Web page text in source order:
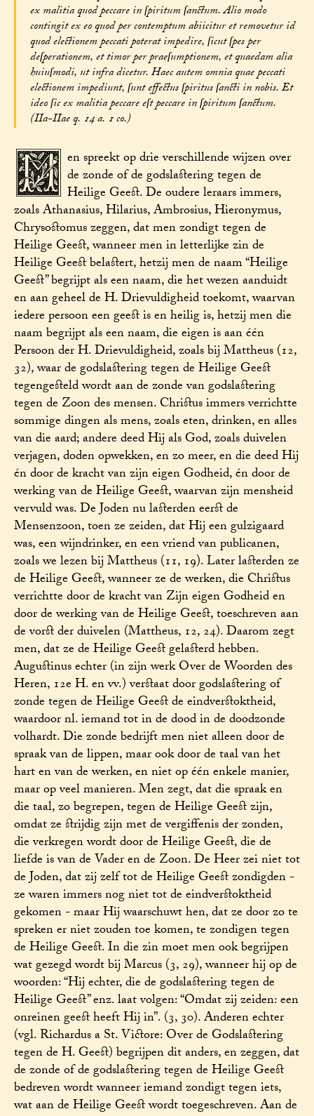
ex malitia quod peccare in ſpiritum ſanctum. Alio modo
contingit ex eo quod per contemptum abiicitur et removetur id
quod electionem peccati poterat impedire, ſicut ſpes per
deſperationem, et timor per praeſumptionem, et quaedam alia
huiuſmodi, ut infra dicetur. Haec autem omnia quae peccati
electionem impediunt, ſunt effectus ſpiritus ſancti in nobis. Et
ideo ſic ex malitia peccare eſt peccare in ſpiritum ſanctum.
(IIa-IIae q. 14 a. 1 co.)
M en spreekt op drie verschillende wijzen over
de zonde of de godslastering tegen de
Heilige Geest. De oudere leraars immers,
zoals Athanasius, Hilarius, Ambrosius, Hieronymus,
Chrysostomus zeggen, dat men zondigt tegen de
Heilige Geest, wanneer men in letterlijke zin de
Heilige Geest belastert, hetzij men de naam “Heilige
Geest” begrijpt als een naam, die het wezen aanduidt
en aan geheel de H. Drievuldigheid toekomt, waarvan
iedere persoon een geest is en heilig is, hetzij men die
naam begrijpt als een naam, die eigen is aan één
Persoon der H. Drievuldigheid, zoals bij Mattheus (12,
32), waar de godslastering tegen de Heilige Geest
tegengesteld wordt aan de zonde van godslastering
tegen de Zoon des mensen. Christus immers verrichtte
sommige dingen als mens, zoals eten, drinken, en alles
van die aard; andere deed Hij als God, zoals duivelen
verjagen, doden opwekken, en zo meer, en die deed Hij
én door de kracht van zijn eigen Godheid, én door de
werking van de Heilige Geest, waarvan zijn mensheid
vervuld was. De Joden nu lasterden eerst de
Mensenzoon, toen ze zeiden, dat Hij een gulzigaard
was, een wijndrinker, en een vriend van publicanen,
zoals we lezen bij Mattheus (11, 19). Later lasterden ze
de Heilige Geest, wanneer ze de werken, die Christus
verrichtte door de kracht van Zijn eigen Godheid en
door de werking van de Heilige Geest, toeschreven aan
de vorst der duivelen (Mattheus, 12, 24). Daarom zegt
men, dat ze de Heilige Geest gelasterd hebben.
Augustinus echter (in zijn werk Over de Woorden des
Heren, 12e H. en vv.) verstaat door godslastering of
zonde tegen de Heilige Geest de eindverstoktheid,
waardoor nl. iemand tot in de dood in de doodzonde
volhardt. Die zonde bedrijft men niet alleen door de
spraak van de lippen, maar ook door de taal van het
hart en van de werken, en niet op één enkele manier,
maar op veel manieren. Men zegt, dat die spraak en
die taal, zo begrepen, tegen de Heilige Geest zijn,
omdat ze strijdig zijn met de vergiffenis der zonden,
die verkregen wordt door de Heilige Geest, die de
liefde is van de Vader en de Zoon. De Heer zei niet tot
de Joden, dat zij zelf tot de Heilige Geest zondigden -
ze waren immers nog niet tot de eindverstoktheid
gekomen - maar Hij waarschuwt hen, dat ze door zo te
spreken er niet zouden toe komen, te zondigen tegen
de Heilige Geest. In die zin moet men ook begrijpen
wat gezegd wordt bij Marcus (3, 29), wanneer hij op de
woorden: “Hij echter, die de godslastering tegen de
Heilige Geest” enz. laat volgen: “Omdat zij zeiden: een
onreinen geest heeft Hij in”. (3, 30). Anderen echter
(vgl. Richardus a St. Victore: Over de Godslastering
tegen de H. Geest) begrijpen dit anders, en zeggen, dat
de zonde of de godslastering tegen de Heilige Geest
bedreven wordt wanneer iemand zondigt tegen iets,
wat aan de Heilige Geest wordt toegeschreven. Aan de